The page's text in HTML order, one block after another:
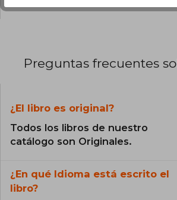
Preguntas frecuentes
¿El libro es original?
Todos los libros de nuestro
catálogo son Originales.
¿En qué Idioma está escrito el
libro?